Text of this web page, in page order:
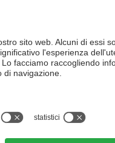
del grano.
pena!